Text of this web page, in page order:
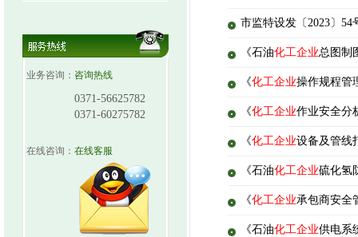
业务咨询： 咨询热线
0371-56625782
0371-60275782
在线咨询： 在线客服
市监特设发〔2023〕
《石油化工企业总图制
《化工企业操作规程管
《化工企业作业安全分
《化工企业设备及管线
《石油化工企业硫化氢
《化工企业承包商安全
《石油化工企业供电系